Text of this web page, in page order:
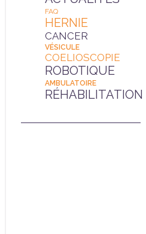
FAQ
HERNIE
CANCER
VÉSICULE
COELIOSCOPIE
ROBOTIQUE
AMBULATOIRE
RÉHABILITATION